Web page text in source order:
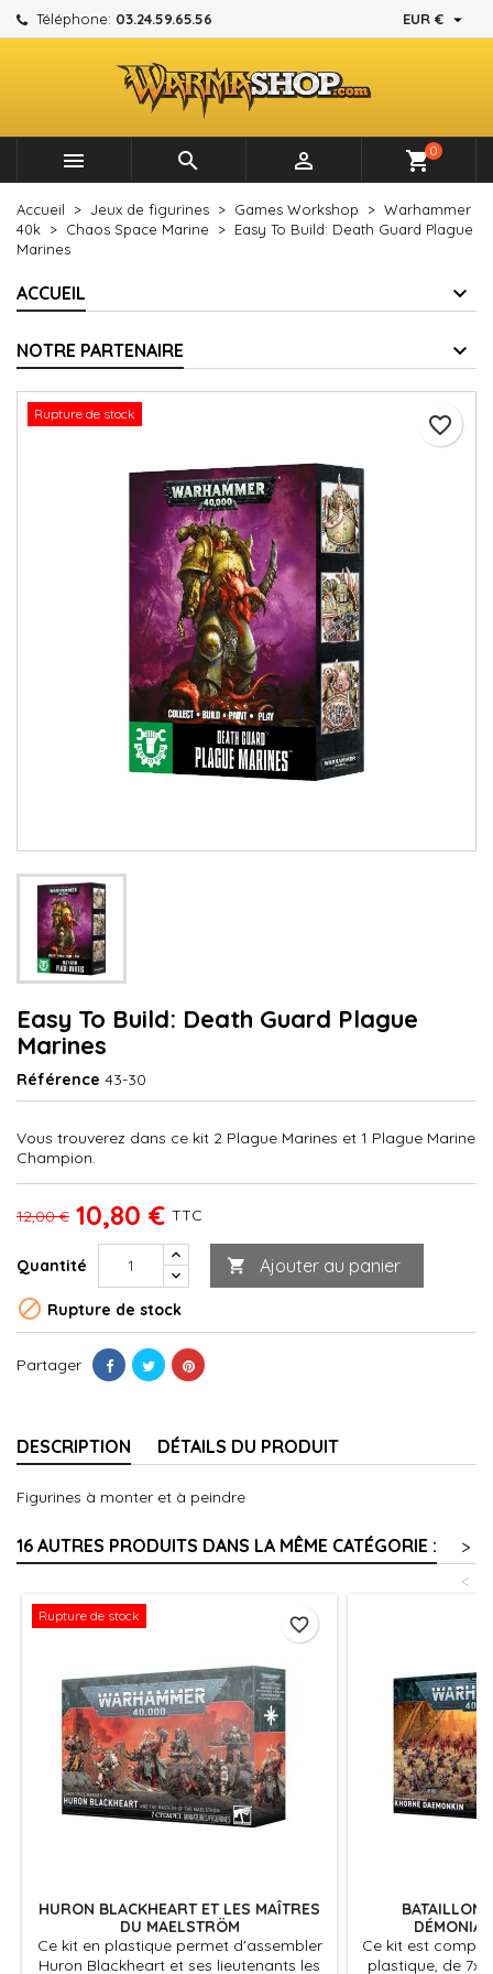
Téléphone: 03.24.59.65.56 EUR € 
   shopping_cart0
Accueil Jeux de figurines Games Workshop
Warhammer
40k
Chaos Space Marine
Easy To Build: Death Guard Plague
Marines
ACCUEIL
NOTRE PARTENAIRE
Rupture de stock
Easy To Build: Death Guard Plague
Marines
Référence 43-30
Vous trouverez dans ce kit 2 Plague Marines et 1 Plague Marine
Champion.
12,00 € 10,80 € TTC
Quantité  Ajouter au panier
favorite_border
 Rupture de stock
Partager
DESCRIPTION DÉTAILS DU PRODUIT
Figurines à monter et à peindre
16 AUTRES PRODUITS DANS LA MÊME CATÉGORIE :
>
<
Rupture de stock
HURON BLACKHEART ET LES MAÎTRES
DU MAELSTRÖM
Ce kit en plastique permet d'assembler
Huron Blackheart et ses lieutenants les
favorite_border
BATAILLON
Ce kit est
plastique, de 7x
Mes listes d'envies ×
Créer une nouvelle liste
Créer une liste d'envies ×
Nom de la liste d'envies
Annuler Créer une liste d'envies
Connexion ×
Vous devez être connecté pour ajouter des produits à
votre liste d'envies.